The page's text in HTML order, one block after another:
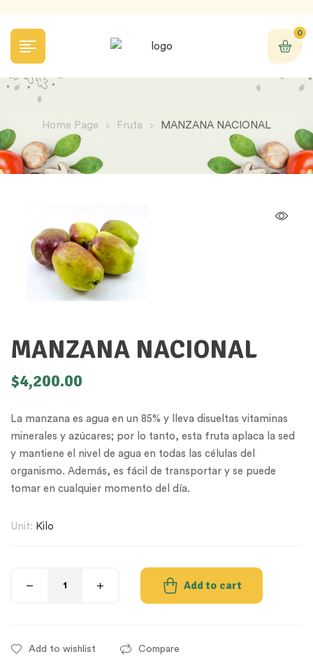
0
Home Page Fruta MANZANA NACIONAL
MANZANA NACIONAL
$4,200.00
La manzana es agua en un 85% y lleva disueltas vitaminas
minerales y azúcares; por lo tanto, esta fruta aplaca la sed
y mantiene el nivel de agua en todas las células del
organismo. Además, es fácil de transportar y se puede
tomar en cualquier momento del día.
Unit: Kilo
Add to cart
Add to wishlist Compare